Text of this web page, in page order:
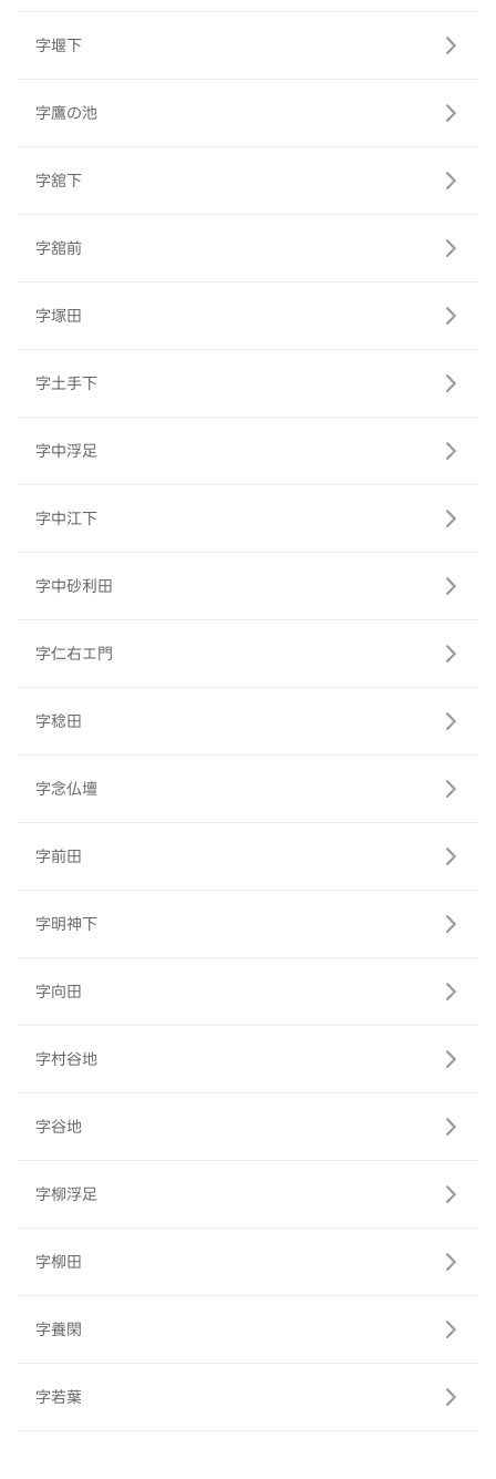
字堰下
字鷹の池
字舘下
字舘前
字塚田
字土手下
字中浮足
字中江下
字中砂利田
字仁右エ門
字稔田
字念仏壇
字前田
字明神下
字向田
字村谷地
字谷地
字柳浮足
字柳田
字養閑
字若葉